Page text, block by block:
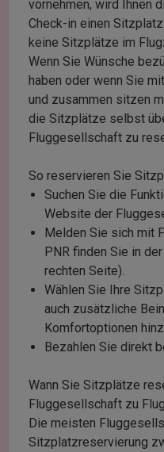
vornehmen, wird Ihnen
Check-in einen
keine Sitzplätze im
Wenn Sie Wünsche
haben oder wenn Sie
und zusammen sitzen
die Sitzplätze selbst
Fluggesellschaft zu
So reservieren Sie
Suchen Sie die
Website der
Melden Sie sich mit
PNR finden Sie in
rechten Seite).
Wählen Sie Ihre
auch zusätzliche
Komfortoptionen
Bezahlen Sie direkt
Wann Sie Sitzplätze
Fluggesellschaft zu
Die meisten
Sitzplatzreservierung